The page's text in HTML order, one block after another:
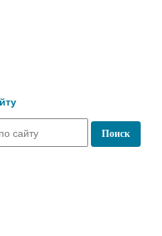
телефона или на сайте в